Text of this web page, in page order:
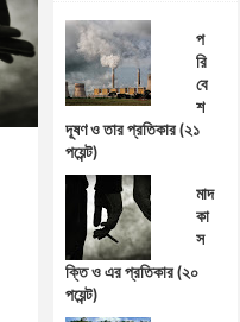
প
রি
বে
শ
দূষণ ও তার প্রতিকার (২১
পয়েন্ট)
মাদ
কা
স
ক্তি ও এর প্রতিকার (২০
পয়েন্ট)